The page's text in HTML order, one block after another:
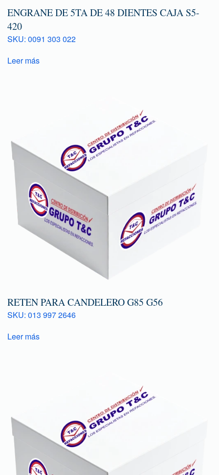
ENGRANE DE 5TA DE 48 DIENTES CAJA S5-
420
SKU: 0091 303 022
Leer más
RETEN PARA CANDELERO G85 G56
SKU: 013 997 2646
Leer más